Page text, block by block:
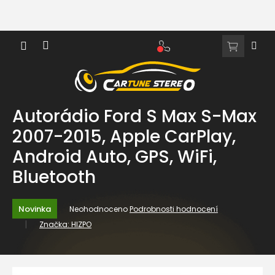
obsah
NÁKUPNÍ
Autorádio Ford S Max S-Max
2007-2015, Apple CarPlay,
Android Auto, GPS, WiFi,
Bluetooth
Novinka
Průměrné
hodnocení
produktu
0,0
NeohodnocenoPodrobnosti hodnocení
Značka: HIZPO